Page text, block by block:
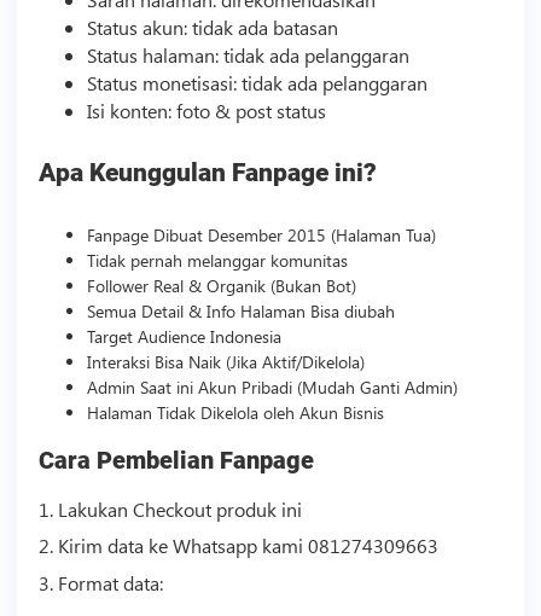
Status akun: tidak ada batasan
Status halaman: tidak ada pelanggaran
Status monetisasi: tidak ada pelanggaran
Isi konten: foto & post status
Apa Keunggulan Fanpage ini?
Fanpage Dibuat Desember 2015 (Halaman Tua)
Tidak pernah melanggar komunitas
Follower Real & Organik (Bukan Bot)
Semua Detail & Info Halaman Bisa diubah
Target Audience Indonesia
Interaksi Bisa Naik (Jika Aktif/Dikelola)
Admin Saat ini Akun Pribadi (Mudah Ganti Admin)
Halaman Tidak Dikelola oleh Akun Bisnis
Cara Pembelian Fanpage
1. Lakukan Checkout produk ini
2. Kirim data ke Whatsapp kami 081274309663
3. Format data: